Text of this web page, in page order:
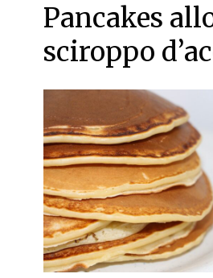
Pancakes
sciroppo